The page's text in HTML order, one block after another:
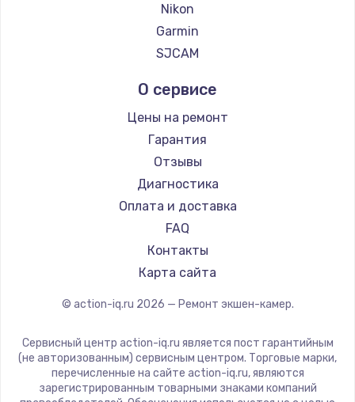
Nikon
Garmin
SJCAM
О сервисе
Цены на ремонт
Гарантия
Отзывы
Диагностика
Оплата и доставка
FAQ
Контакты
Карта сайта
© action-iq.ru 2026 — Ремонт экшен-камер.
Сервисный центр action-iq.ru является пост гарантийным
(не авторизованным) сервисным центром. Торговые марки,
перечисленные на сайте action-iq.ru, являются
зарегистрированным товарными знаками компаний